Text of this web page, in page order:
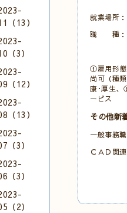
就業場所
職 種：
①雇用形態
尚可（種
康･厚生
ービス
その他新
一般事務
ＣＡＤ関
（13）
（3）
（12）
（13）
（3）
（3）
（2）